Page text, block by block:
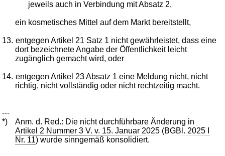
jeweils auch in Verbindung mit Absatz 2,
ein kosmetisches Mittel auf dem Markt bereitstellt,
13. entgegen Artikel 21 Satz 1 nicht gewährleistet, dass eine
dort bezeichnete Angabe der Öffentlichkeit leicht
zugänglich gemacht wird, oder
14. entgegen Artikel 23 Absatz 1 eine Meldung nicht, nicht
richtig, nicht vollständig oder nicht rechtzeitig macht.
---
*)
Anm. d. Red.: Die nicht durchführbare Änderung in
Artikel 2 Nummer 3 V. v. 15. Januar 2025 (BGBl. 2025 I
Nr. 11) wurde sinngemäß konsolidiert.